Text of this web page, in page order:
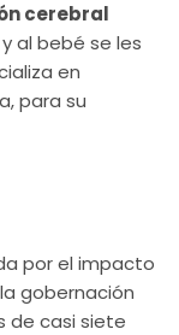
cerebral
al bebé se les
en
para su
por el impacto
gobernación
de casi siete